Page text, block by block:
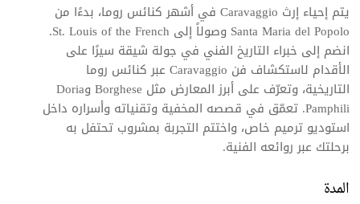
يتم إحياء إرث Caravaggio في أشهر كنائس روما، بدءًا من
Santa Maria del Popolo وصولاً إلى St. Louis of the French.
انضم إلى خبراء التاريخ الفني في جولة شيقة سيرًا على
الأقدام لاستكشاف فن Caravaggio عبر كنائس روما
التاريخية، وتعرّف على أبرز المعارض مثل Borghese وDoria
Pamphili. تعمّق في قصصه المخفية وتقنياته وأسراره داخل
استوديو ترميم خاص، واختتم التجربة بمشروب تحتفل به
برحلتك عبر روائعه الفنية.
المدة